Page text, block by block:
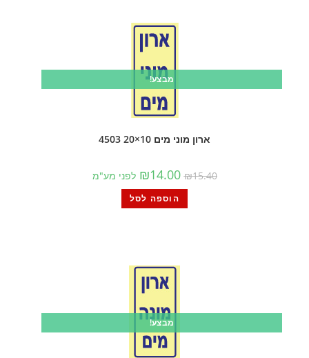
מבצע!
ארון מוני מים 10×20 4503
₪15.40
₪14.00 לפני מע"מ
הוספה לסל
מבצע!